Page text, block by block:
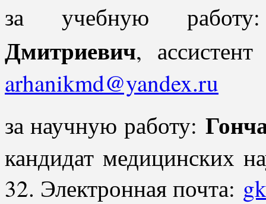
за учебную
Дмитриевич,
arhanikmd@yandex.ru
за научную работу:
кандидат медицинских
32. Электронная почта: